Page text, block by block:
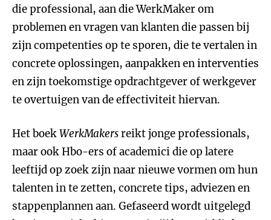
die professional, aan die WerkMaker om
problemen en vragen van klanten die passen bij
zijn competenties op te sporen, die te vertalen in
concrete oplossingen, aanpakken en interventies
en zijn toekomstige opdrachtgever of werkgever
te overtuigen van de effectiviteit hiervan.
Het boekWerkMakersreikt jonge professionals,
maar ook Hbo-ers of academici die op latere
leeftijd op zoek zijn naar nieuwe vormen om hun
talenten in te zetten, concrete tips, adviezen en
stappenplannen aan. Gefaseerd wordt uitgelegd